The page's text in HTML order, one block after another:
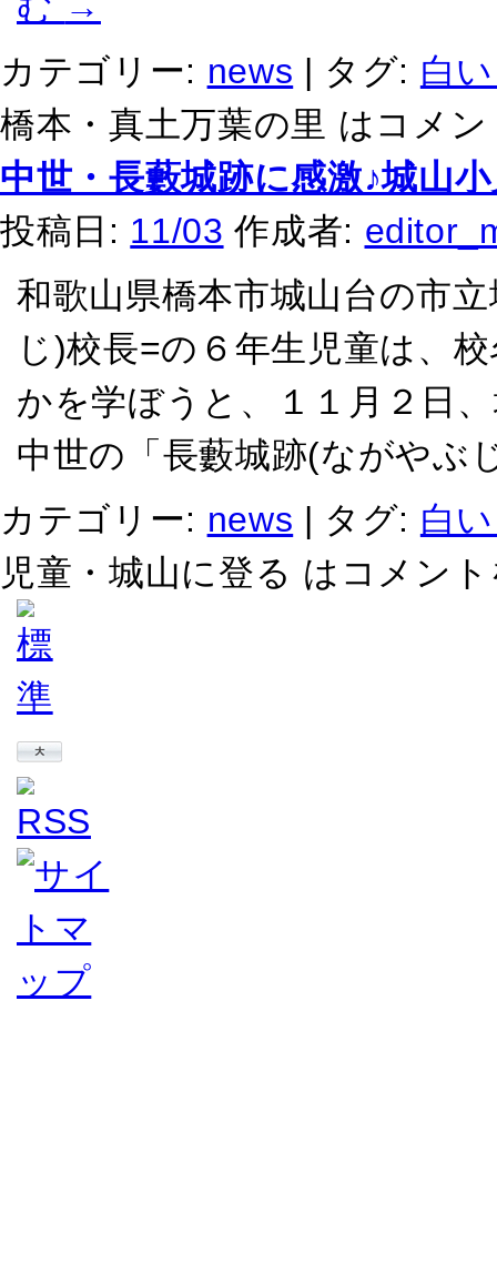
カテゴリー: news | タグ: 白
橋本・真土万葉の里 は コメ
中世・長藪城跡に感激♪城山
投稿日: 11/03 作成者:
和歌山県橋本市城山台の市
じ)校長=の６年生児童は、
かを学ぼうと、１１月２日
中世の「長藪城跡(ながや
カテゴリー: news | タグ: 白
児童・城山に登る は コメン